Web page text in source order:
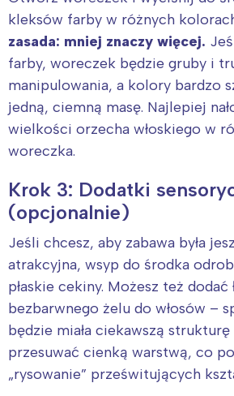
kleksów farby w różnych
zasada: mniej znaczy więcej.
farby, woreczek będzie gruby i
manipulowania, a kolory bardzo
jedną, ciemną masę. Najlepiej
wielkości orzecha włoskiego w
woreczka.
Krok 3: Dodatki
(opcjonalnie)
Jeśli chcesz, aby zabawa była
atrakcyjna, wsyp do środka
płaskie cekiny. Możesz też dodać
bezbarwnego żelu do włosów –
będzie miała ciekawszą
przesuwać cienką warstwą, co
„rysowanie” prześwitujących